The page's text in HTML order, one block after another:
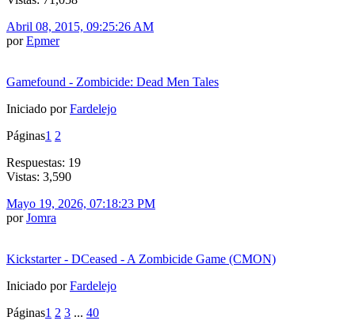
Abril 08, 2015, 09:25:26 AM
porEpmer
Gamefound - Zombicide: Dead Men Tales
Iniciado porFardelejo
Páginas1 2
Respuestas: 19
Vistas: 3,590
Mayo 19, 2026, 07:18:23 PM
porJomra
Kickstarter - DCeased - A Zombicide Game (CMON)
Iniciado porFardelejo
Páginas1 2 3 ... 40